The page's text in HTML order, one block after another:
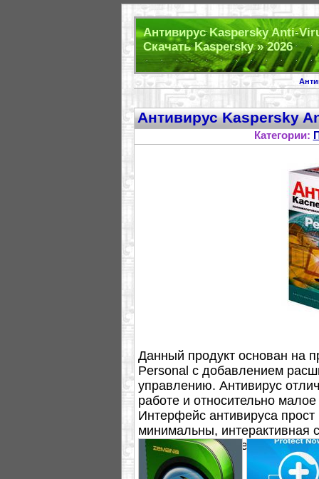
Антивирус Kaspersky Anti-
Скачать Kaspersky » 2026
Антивирус Kaspersky
Категории:
Данный продукт основан на
Personal с добавлением
управлению. Антивирус
работе и относительно
Интерфейс антивируса
минимальны, интерактивная
настройке и повседневной